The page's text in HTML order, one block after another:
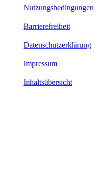
Nutzungsbedingungen
Barrierefreiheit
Datenschutzerklärung
Impressum
Inhaltsübersicht